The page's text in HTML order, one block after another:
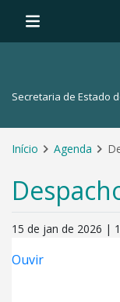
Secretaria de Estado
Início Agenda
15 de jan de 2026 |
Ouvir